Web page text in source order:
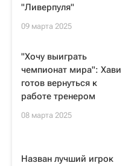
"Ливерпуля"
09 марта 2025
"Хочу выиграть
чемпионат мира": Хави
готов вернуться к
работе тренером
08 марта 2025
Назван лучший игрок